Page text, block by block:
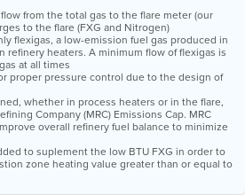
from the total gas to the flare meter (our
to the flare (FXG and Nitrogen)
flexigas, a low-emission fuel gas produced in
refinery heaters. A minimum flow of flexigas is
at all times
proper pressure control due to the design of
whether in process heaters or in the flare,
Company (MRC) Emissions Cap. MRC
overall refinery fuel balance to minimize
to suplement the low BTU FXG in order to
zone heating value greater than or equal to